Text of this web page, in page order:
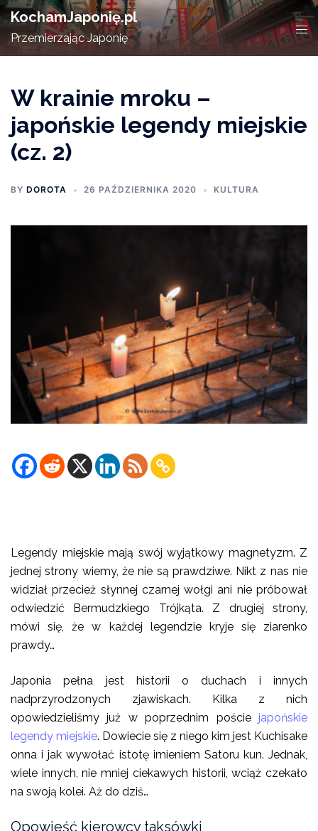
Skip
to
content
KochamJaponię.pl
Przemierzając Japonię
W krainie mroku –
japońskie legendy miejskie
(cz. 2)
BY DOROTA 26 PAŹDZIERNIKA 2020 KULTURA
Legendy miejskie mają swój wyjątkowy magnetyzm. Z
jednej strony wiemy, że nie są prawdziwe. Nikt z nas nie
widział przecież słynnej czarnej wołgi ani nie próbował
odwiedzić Bermudzkiego Trójkąta. Z drugiej strony,
mówi się, że w każdej legendzie kryje się ziarenko
prawdy…
Japonia pełna jest historii o duchach i innych
nadprzyrodzonych zjawiskach. Kilka z nich
opowiedzieliśmy już w poprzednim poście japońskie
legendy miejskie. Dowiecie się z niego kim jest Kuchisake
onna i jak wywołać istotę imieniem Satoru kun. Jednak,
wiele innych, nie mniej ciekawych historii, wciąż czekało
na swoją kolei. Aż do dziś…
Opowieść kierowcy taksówki